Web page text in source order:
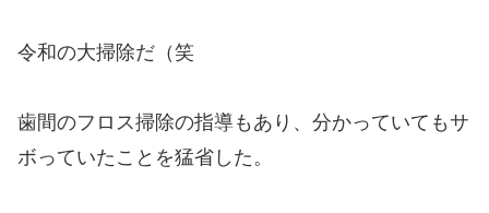
令和の大掃除だ（笑
歯間のフロス掃除の指導もあり、分かっていてもサ
ボっていたことを猛省した。